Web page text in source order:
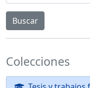
Colecciones